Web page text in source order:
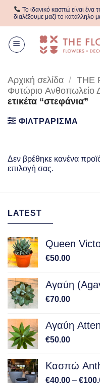
Μετάβαση
Το ιδανικό κασπώ είναι ένα
διαλέξουμε μαζί το κατάλληλο
Αρχική σελίδα / THE
Φυτώριο Aνθοπωλείο
ετικέτα “στεφάνια”
ΦΙΛΤΡΑΡΙΣΜΑ
Δεν βρέθηκε κανένα
επιλογή σας.
LATEST
Queen
€50.00
Αγαύη
€70.00
Αγαύη
€50.00
Κασπώ
€40.00 – €